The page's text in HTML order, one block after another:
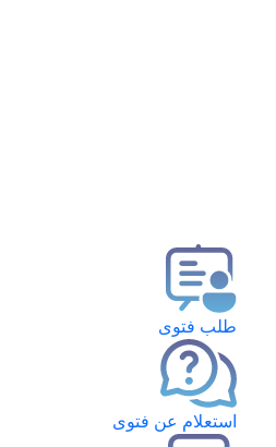
طلب فتوى
استعلام عن فتوى